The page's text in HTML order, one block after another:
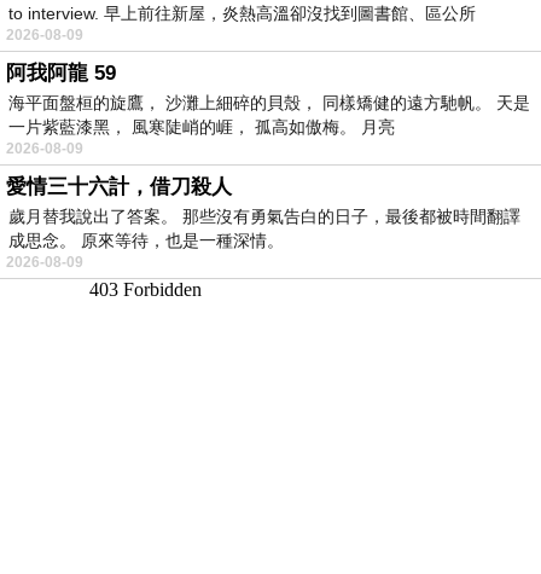
to interview. 早上前往新屋，炎熱高溫卻沒找到圖書館、區公所
2026-08-09
阿我阿龍 59
海平面盤桓的旋鷹， 沙灘上細碎的貝殼， 同樣矯健的遠方馳帆。 天是
一片紫藍漆黑， 風寒陡峭的崕， 孤高如傲梅。 月亮
2026-08-09
愛情三十六計，借刀殺人
歲月替我說出了答案。 那些沒有勇氣告白的日子，最後都被時間翻譯
成思念。 原來等待，也是一種深情。
2026-08-09